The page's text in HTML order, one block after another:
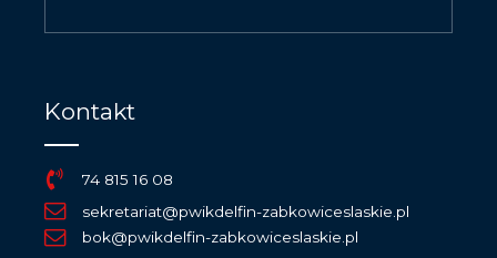
Kontakt
74 815 16 08
sekretariat@pwikdelfin-zabkowiceslaskie.pl
bok@pwikdelfin-zabkowiceslaskie.pl